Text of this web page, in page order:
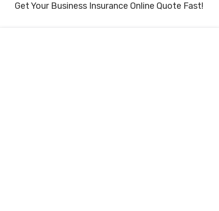
Get Your Business Insurance Online Quote Fast!